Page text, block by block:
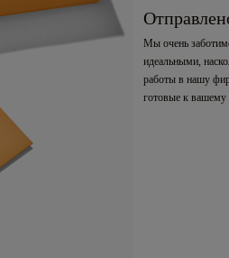
Мы очень
идеальными,
работы в нашу
готовые к вашему